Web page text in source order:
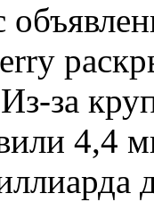
за
4,4